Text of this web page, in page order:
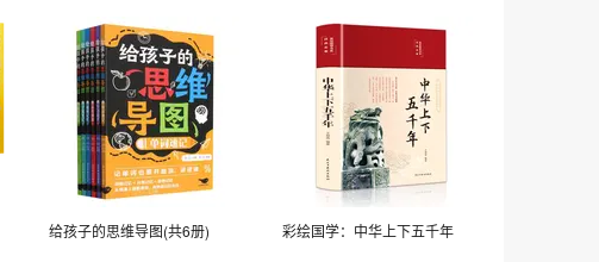
给孩子的思维导图(共6册) 彩绘国学：中华上下五千年